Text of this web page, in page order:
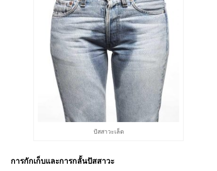
ปัสสาวะเล็ด
การกักเก็บและการกลั้นปัสสาวะ